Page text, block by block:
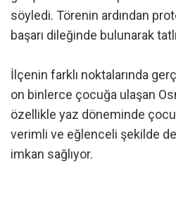
söyledi. Törenin ardından
başarı dileğinde bulunarak
İlçenin farklı noktalarında
on binlerce çocuğa ulaşan
özellikle yaz döneminde
verimli ve eğlenceli şekilde
imkan sağlıyor.